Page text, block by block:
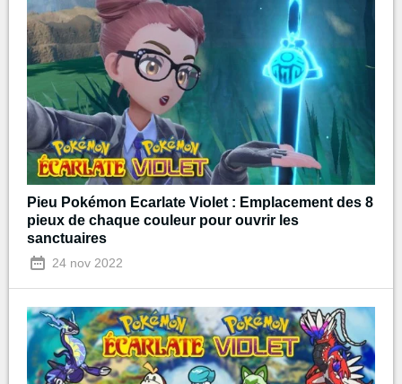
Pieu Pokémon Ecarlate Violet : Emplacement des 8
pieux de chaque couleur pour ouvrir les
sanctuaires
24 nov 2022